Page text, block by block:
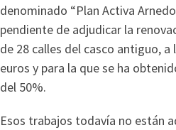
denominado “Plan Activa
pendiente de adjudicar la
de 28 calles del casco antiguo, a
euros y para la que se ha
del 50%.
Esos trabajos todavía no están